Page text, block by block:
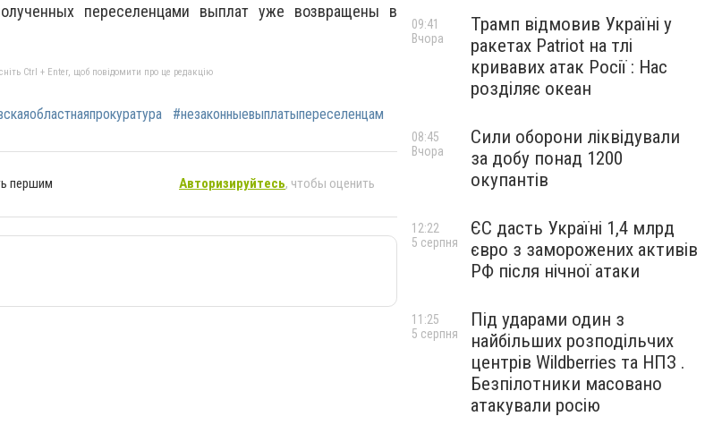
переселенцами выплат уже возвращены в
Ctrl + Enter, щоб повідомити про це редакцію
#незаконныевыплатыпереселенцам
першим Авторизируйтесь, чтобы оценить
Трамп відмовив Україні у
ракетах Patriot на тлі
кривавих атак Росії : Нас
розділяє океан
09:41
Вчора
Сили оборони ліквідували
за добу понад 1200
окупантів
08:45
Вчора
ЄС дасть Україні 1,4 млрд
євро з заморожених активів
РФ після нічної атаки
12:22
5 серпня
Під ударами один з
найбільших розподільчих
центрів Wildberries та НПЗ .
Безпілотники масовано
атакували росію
11:25
5 серпня